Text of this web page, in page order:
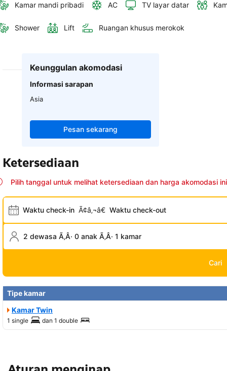
Kamar mandi pribadi AC TV layar datar
Shower Lift Ruangan khusus merokok
Keunggulan akomodasi
Informasi sarapan
Asia
Pesan sekarang
Ketersediaan
Pilih tanggal untuk melihat ketersediaan dan harga akomodasi ini
Waktu check-in Ã¢â‚¬â€ Waktu check-out
2 dewasa Ã‚Â· 0 anak Ã‚Â· 1 kamar
Cari
Tipe kamar
Kamar Twin
1 single dan 1 double